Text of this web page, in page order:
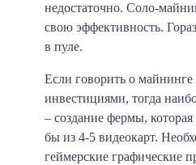
недостаточно. Соло-
свою эффективность.
в пуле.
Если говорить о
инвестициями, тогда
– создание фермы, которая
бы из 4-5 видеокарт.
геймерские графические